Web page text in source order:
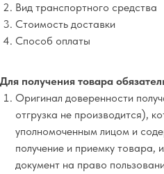
Вид транспортного средства
Стоимость доставки
Способ оплаты
Для получения товара
Оригинал доверенности
отгрузка не производится),
уполномоченным лицом и
получение и приемку товара,
документ на право